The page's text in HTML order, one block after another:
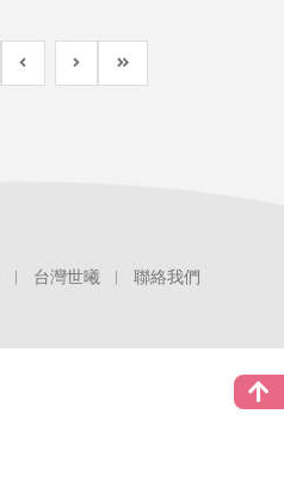
台灣世曦 聯絡我們